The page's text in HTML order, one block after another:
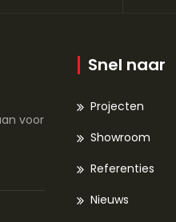
voor
Snel naar
Projecten
Showroom
Referenties
Nieuws